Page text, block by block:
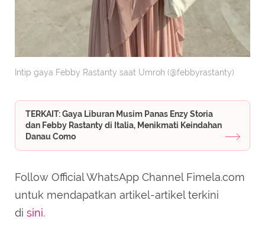
Intip gaya Febby Rastanty saat Umroh (@febbyrastanty)
TERKAIT: Gaya Liburan Musim Panas Enzy Storia
dan Febby Rastanty di Italia, Menikmati Keindahan
Danau Como
Follow Official WhatsApp Channel Fimela.com
untuk mendapatkan artikel-artikel terkini
di sini.